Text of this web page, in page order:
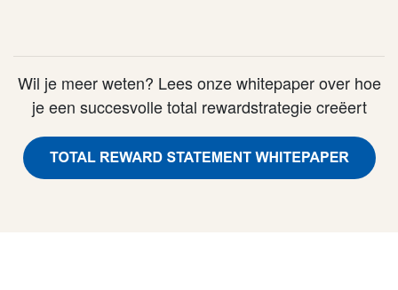
Wil je meer weten? Lees onze whitepaper over hoe
je een succesvolle total rewardstrategie creëert